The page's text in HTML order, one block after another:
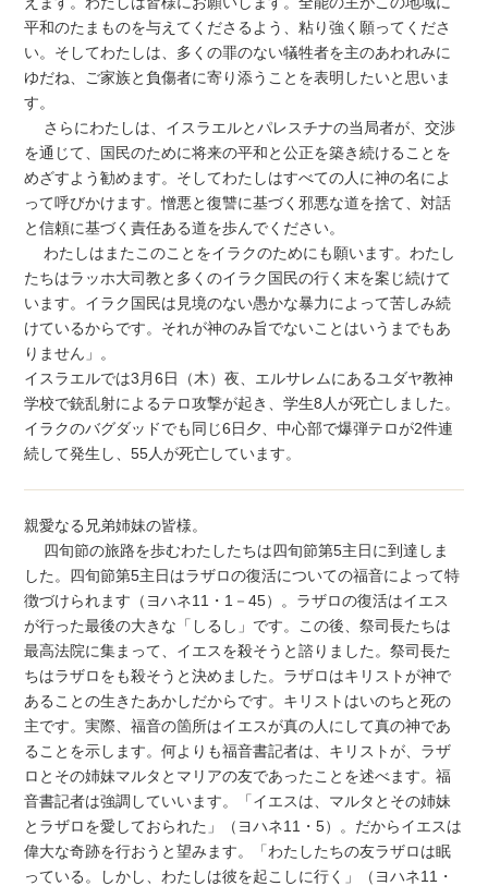
平和のたまものを与えてくださるよう、粘り強く願ってくださ
い。そしてわたしは、多くの罪のない犠牲者を主のあわれみに
ゆだね、ご家族と負傷者に寄り添うことを表明したいと思いま
す。
さらにわたしは、イスラエルとパレスチナの当局者が、交渉
を通じて、国民のために将来の平和と公正を築き続けることを
めざすよう勧めます。そしてわたしはすべての人に神の名によ
って呼びかけます。憎悪と復讐に基づく邪悪な道を捨て、対話
と信頼に基づく責任ある道を歩んでください。
わたしはまたこのことをイラクのためにも願います。わたし
たちはラッホ大司教と多くのイラク国民の行く末を案じ続けて
います。イラク国民は見境のない愚かな暴力によって苦しみ続
けているからです。それが神のみ旨でないことはいうまでもあ
りません」。
イスラエルでは3月6日（木）夜、エルサレムにあるユダヤ教神
学校で銃乱射によるテロ攻撃が起き、学生8人が死亡しました。
イラクのバグダッドでも同じ6日夕、中心部で爆弾テロが2件連
続して発生し、55人が死亡しています。
親愛なる兄弟姉妹の皆様。
四旬節の旅路を歩むわたしたちは四旬節第5主日に到達しま
した。四旬節第5主日はラザロの復活についての福音によって特
徴づけられます（ヨハネ11・1－45）。ラザロの復活はイエス
が行った最後の大きな「しるし」です。この後、祭司長たちは
最高法院に集まって、イエスを殺そうと諮りました。祭司長た
ちはラザロをも殺そうと決めました。ラザロはキリストが神で
あることの生きたあかしだからです。キリストはいのちと死の
主です。実際、福音の箇所はイエスが真の人にして真の神であ
ることを示します。何よりも福音書記者は、キリストが、ラザ
ロとその姉妹マルタとマリアの友であったことを述べます。福
音書記者は強調していいます。「イエスは、マルタとその姉妹
とラザロを愛しておられた」（ヨハネ11・5）。だからイエスは
偉大な奇跡を行おうと望みます。「わたしたちの友ラザロは眠
っている。しかし、わたしは彼を起こしに行く」（ヨハネ11・